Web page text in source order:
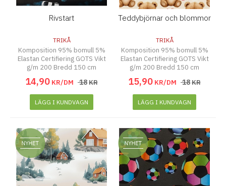
Rivstart
TRIKÅ
Komposition 95% bomull 5%
Elastan Certifiering GOTS Vikt
g/m 200 Bredd 150 cm
14,90 KR/DM 18KR
LÄGG I KUNDVAGN
Teddybjörnar och blommor
TRIKÅ
Komposition 95% bomull 5%
Elastan Certifiering GOTS Vikt
g/m 200 Bredd 150 cm
15,90 KR/DM 18KR
LÄGG I KUNDVAGN